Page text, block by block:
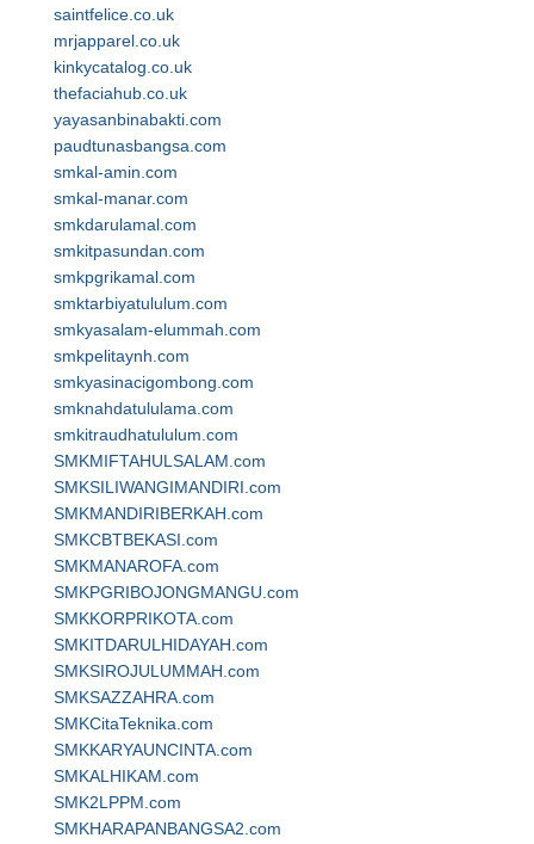
saintfelice.co.uk
mrjapparel.co.uk
kinkycatalog.co.uk
thefaciahub.co.uk
yayasanbinabakti.com
paudtunasbangsa.com
smkal-amin.com
smkal-manar.com
smkdarulamal.com
smkitpasundan.com
smkpgrikamal.com
smktarbiyatululum.com
smkyasalam-elummah.com
smkpelitaynh.com
smkyasinacigombong.com
smknahdatululama.com
smkitraudhatululum.com
SMKMIFTAHULSALAM.com
SMKSILIWANGIMANDIRI.com
SMKMANDIRIBERKAH.com
SMKCBTBEKASI.com
SMKMANAROFA.com
SMKPGRIBOJONGMANGU.com
SMKKORPRIKOTA.com
SMKITDARULHIDAYAH.com
SMKSIROJULUMMAH.com
SMKSAZZAHRA.com
SMKCitaTeknika.com
SMKKARYAUNCINTA.com
SMKALHIKAM.com
SMK2LPPM.com
SMKHARAPANBANGSA2.com